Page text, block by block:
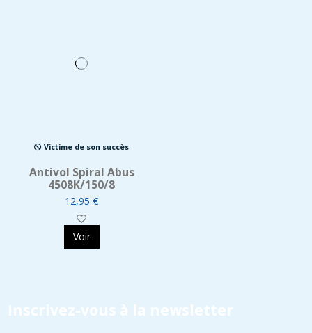
Victime de son succès
Antivol Spiral Abus
4508K/150/8
12,95 €
Voir
Inscrivez-vous à la newsletter